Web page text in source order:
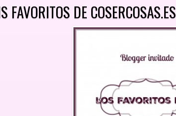
FAVORITOS DE COSERCOSAS.ES